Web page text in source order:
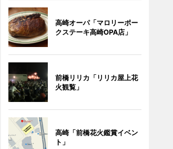
高崎オーパ「マロリーポー
クステーキ高崎OPA店」
前橋リリカ「リリカ屋上花
火観覧」
高崎「前橋花火鑑賞イベン
ト」